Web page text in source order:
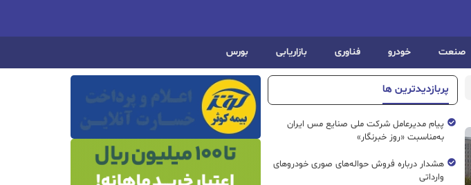
صنعت خودرو فناوری بازاریابی بورس
پربازدیدترین ها
پیام مدیرعامل شرکت ملی صنایع مس ایران
به‌مناسبت «روز خبرنگار»
هشدار درباره فروش حواله‌های صوری خودروهای
وارداتی